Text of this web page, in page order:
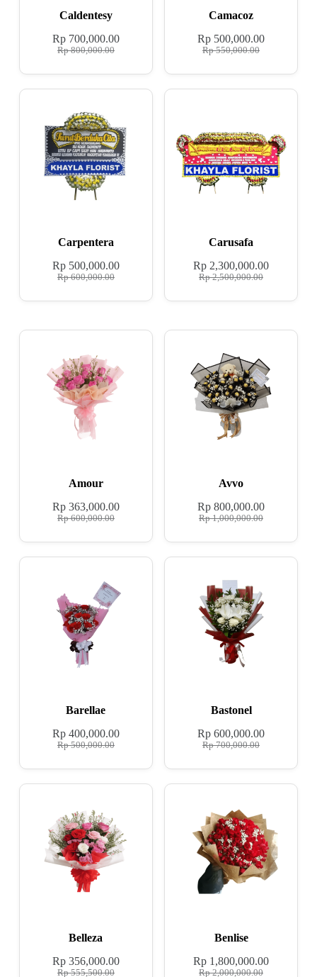
Caldentesy
Rp800,000.00
Rp700,000.00
Camacoz
Rp550,000.00
Rp 500,000.00
Carpentera
Rp600,000.00
Rp500,000.00
Carusafa
Rp2,500,000.00
Rp 2,300,000.00
Amour
Rp600,000.00
Rp363,000.00
Avvo
Rp1,000,000.00
Rp 800,000.00
Barellae
Rp500,000.00
Rp400,000.00
Bastonel
Rp700,000.00
Rp 600,000.00
Belleza
Rp555,500.00
Rp356,000.00
Benlise
Rp2,000,000.00
Rp 1,800,000.00